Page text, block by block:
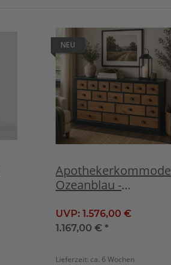
NEU
Apothekerkommode
Ozeanblau -
mit vielen
Schubladen
UVP: 1.576,00 €
1.167,00 € *
Lieferzeit: ca. 6 Wochen